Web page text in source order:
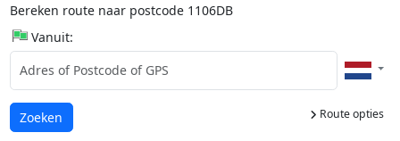
Bereken route naar postcode 1106DB
Vanuit:
Route opties
Laden...
Zoeken